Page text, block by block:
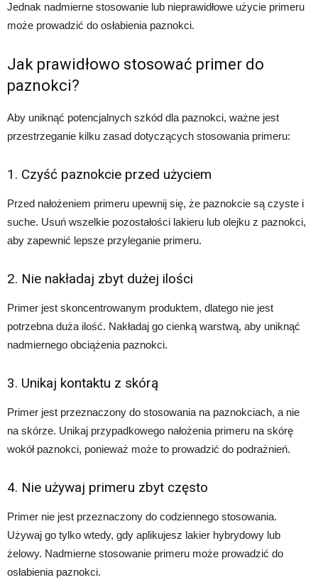
Jednak nadmierne stosowanie lub nieprawidłowe użycie primeru
może prowadzić do osłabienia paznokci.
Jak prawidłowo stosować primer do
paznokci?
Aby uniknąć potencjalnych szkód dla paznokci, ważne jest
przestrzeganie kilku zasad dotyczących stosowania primeru:
1. Czyść paznokcie przed użyciem
Przed nałożeniem primeru upewnij się, że paznokcie są czyste i
suche. Usuń wszelkie pozostałości lakieru lub olejku z paznokci,
aby zapewnić lepsze przyleganie primeru.
2. Nie nakładaj zbyt dużej ilości
Primer jest skoncentrowanym produktem, dlatego nie jest
potrzebna duża ilość. Nakładaj go cienką warstwą, aby uniknąć
nadmiernego obciążenia paznokci.
3. Unikaj kontaktu z skórą
Primer jest przeznaczony do stosowania na paznokciach, a nie
na skórze. Unikaj przypadkowego nałożenia primeru na skórę
wokół paznokci, ponieważ może to prowadzić do podrażnień.
4. Nie używaj primeru zbyt często
Primer nie jest przeznaczony do codziennego stosowania.
Używaj go tylko wtedy, gdy aplikujesz lakier hybrydowy lub
żelowy. Nadmierne stosowanie primeru może prowadzić do
osłabienia paznokci.